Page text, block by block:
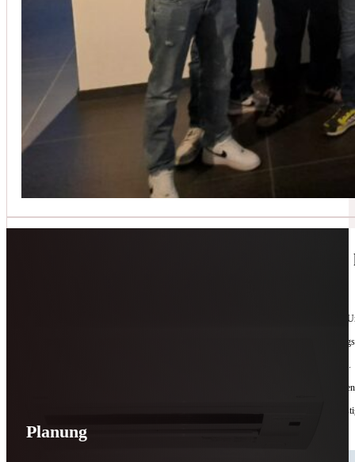
🔧 Geräte-Retter-Prämie – Weil
Manchmal braucht es nur eine zweite Chance. Für Geräte. Für Ressourcen. Für unsere
reparieren wir, was andere
Jede gerettete Maschine zählt. Jeder reparierte Motor wirkt. Jede Entscheidung macht
Reparieren statt wegwerfen. Verantwortung statt Verschwendung. Zukunft statt
Schicker. Wir bringen’s wieder zum Laufen.
Jetzt kontaktieren
Planung